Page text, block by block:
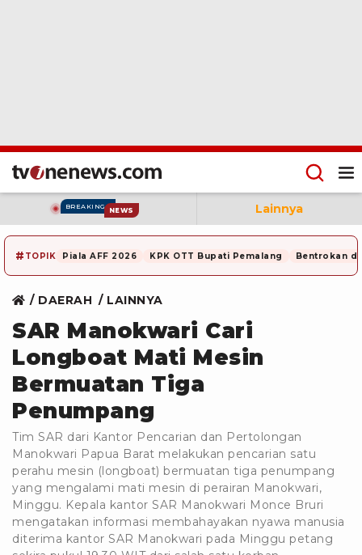
BREAKING NEWS Lainnya
# TOPIK Piala AFF 2026 KPK OTT Bupati Pemalang Bentrokan di
DAERAH LAINNYA
SAR Manokwari Cari
Longboat Mati Mesin
Bermuatan Tiga
Penumpang
Tim SAR dari Kantor Pencarian dan Pertolongan
Manokwari Papua Barat melakukan pencarian satu
perahu mesin (longboat) bermuatan tiga penumpang
yang mengalami mati mesin di perairan Manokwari,
Minggu. Kepala kantor SAR Manokwari Monce Bruri
mengatakan informasi membahayakan nyawa manusia
diterima kantor SAR Manokwari pada Minggu petang